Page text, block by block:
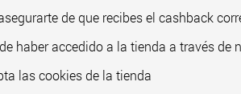
de que recibes el cashback
haber accedido a la tienda a través de
las cookies de la tienda